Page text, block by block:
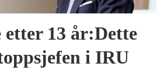
13 år:Dette
i IRU